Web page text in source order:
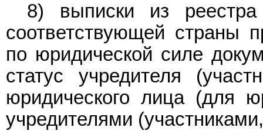
8) выписки из
соответствующей страны
по юридической силе
статус учредителя
юридического лица (для
учредителями